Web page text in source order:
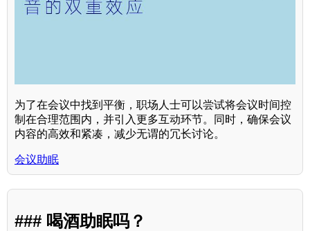
为了在会议中找到平衡，职场人士可以尝试将会议时间控
制在合理范围内，并引入更多互动环节。同时，确保会议
内容的高效和紧凑，减少无谓的冗长讨论。
会议助眠
### 喝酒助眠吗？